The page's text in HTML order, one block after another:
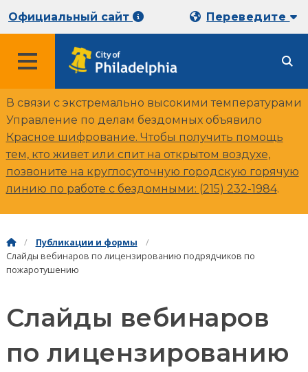
Официальный сайт Переведите
В связи с экстремально высокими температурами
Управление по делам бездомных объявило
Красное шифрование. Чтобы получить помощь
тем, кто живет или спит на открытом воздухе,
позвоните на круглосуточную городскую горячую
линию по работе с бездомными: (215) 232-1984.
Публикации и формы
Слайды вебинаров по лицензированию подрядчиков по
пожаротушению
Слайды вебинаров
по лицензированию